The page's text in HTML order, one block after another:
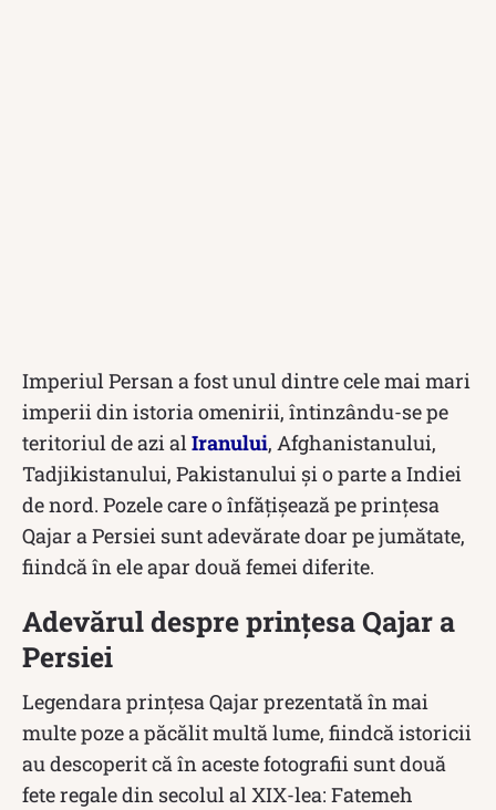
Imperiul Persan a fost unul dintre cele mai mari
imperii din istoria omenirii, întinzându-se pe
teritoriul de azi al Iranului, Afghanistanului,
Tadjikistanului, Pakistanului și o parte a Indiei
de nord. Pozele care o înfățișează pe prințesa
Qajar a Persiei sunt adevărate doar pe jumătate,
fiindcă în ele apar două femei diferite.
Adevărul despre prințesa Qajar a
Persiei
Legendara prințesa Qajar prezentată în mai
multe poze a păcălit multă lume, fiindcă istoricii
au descoperit că în aceste fotografii sunt două
fete regale din secolul al XIX-lea: Fatemeh